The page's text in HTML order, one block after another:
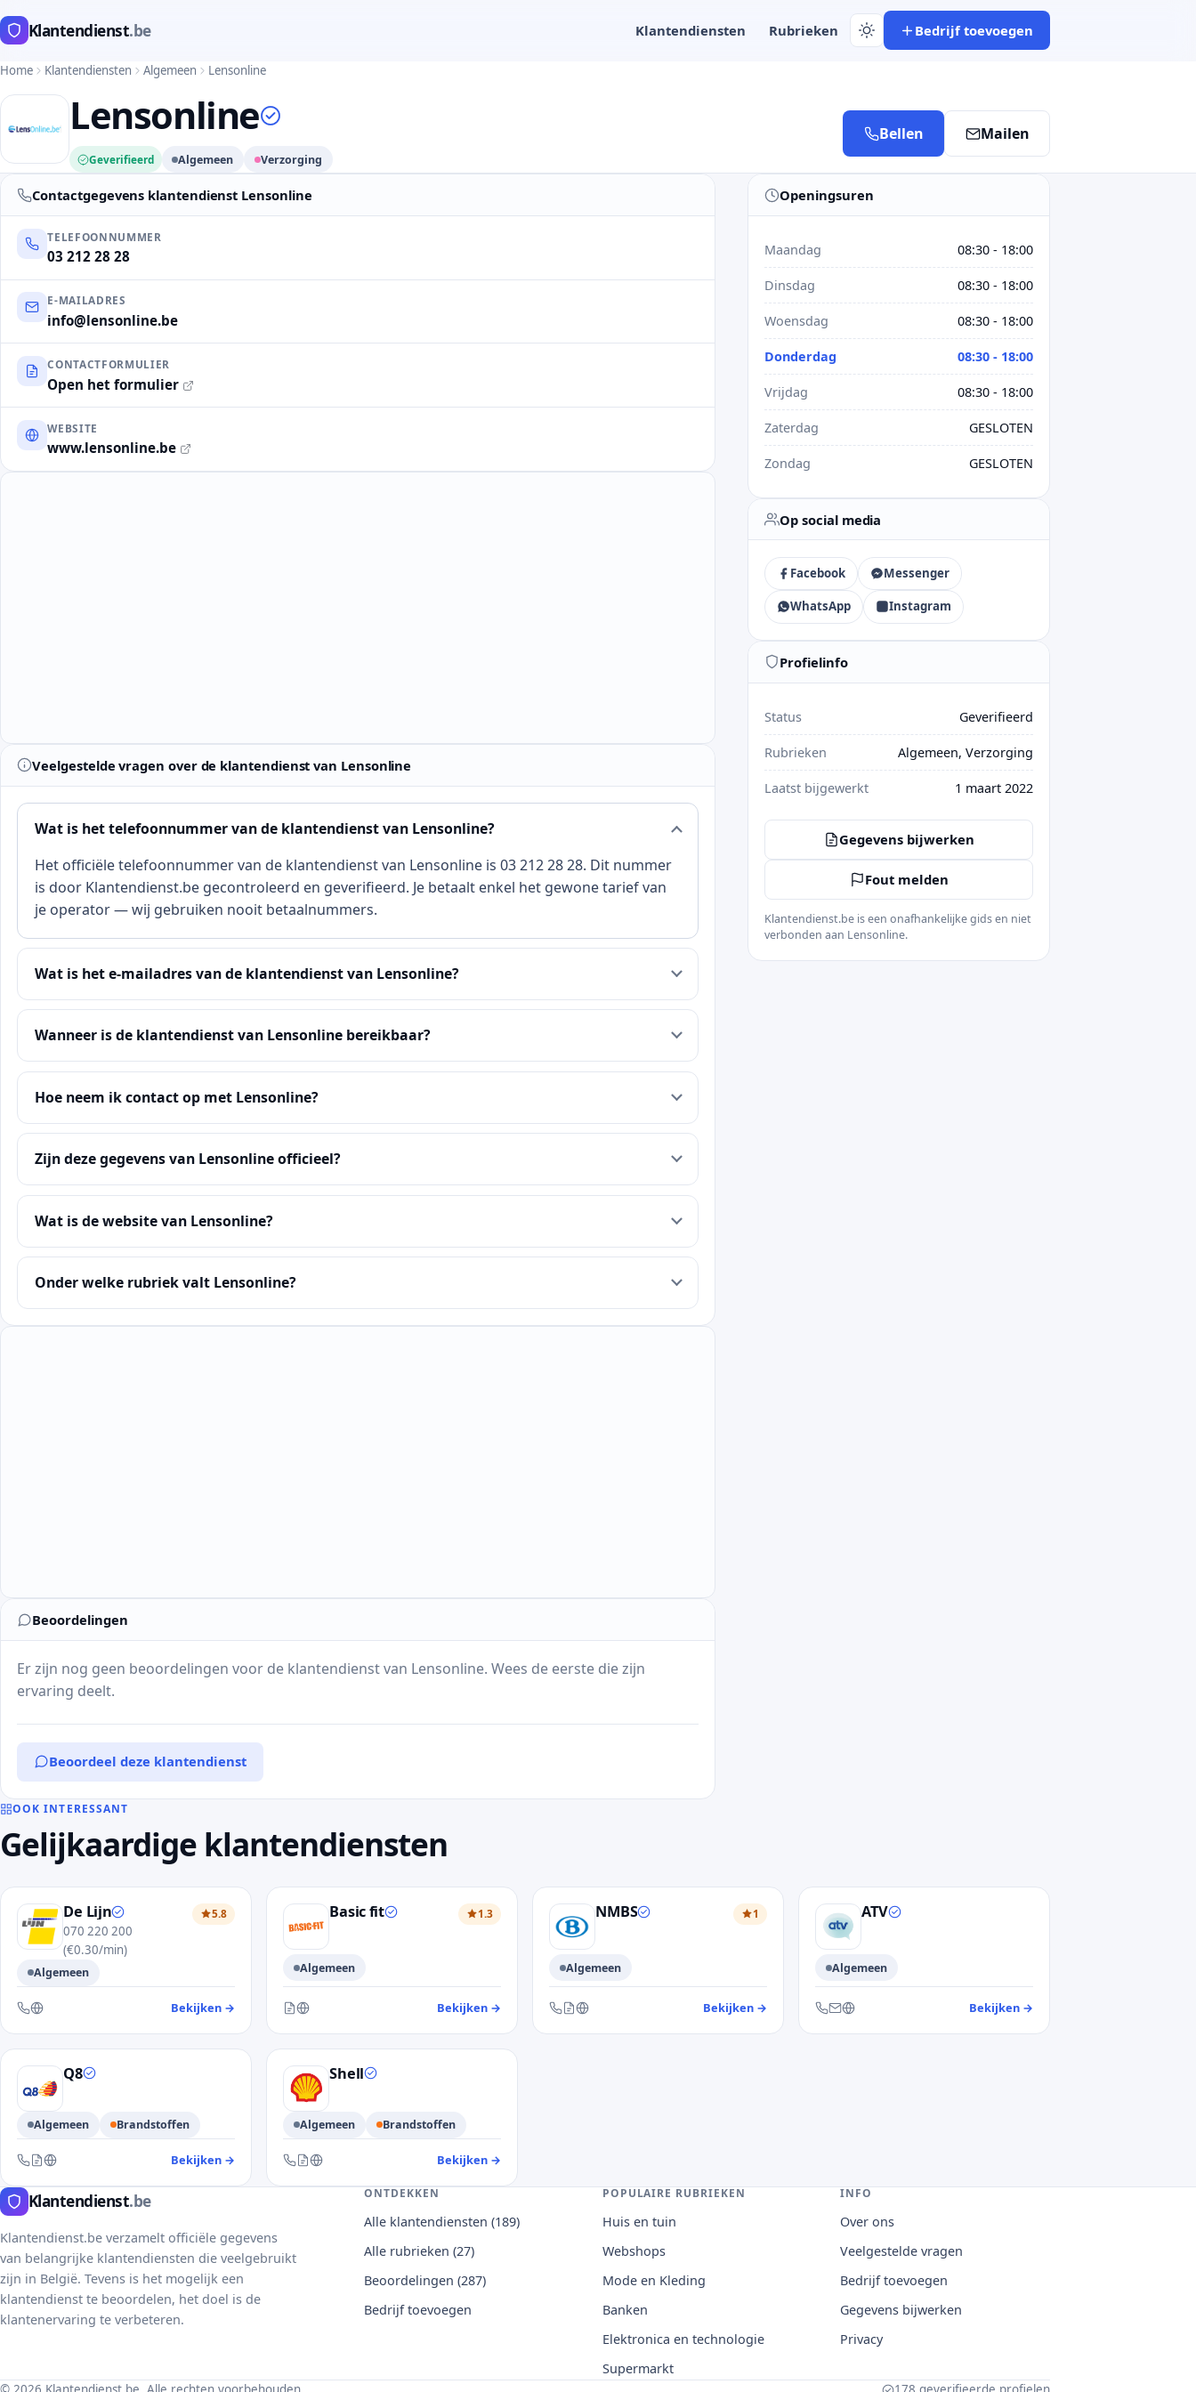
Klantendienst.be Klantendiensten Rubrieken Bedrijf toevoegen
Home Klantendiensten Algemeen Lensonline
Lensonline
Geverifieerd Algemeen Verzorging
Bellen Mailen
Contactgegevens klantendienst Lensonline
TELEFOONNUMMER
03 212 28 28
E-MAILADRES
info@lensonline.be
CONTACTFORMULIER
Open het formulier
WEBSITE
www.lensonline.be
Veelgestelde vragen over de klantendienst van Lensonline
Wat is het telefoonnummer van de klantendienst van Lensonline?
Het officiële telefoonnummer van de klantendienst van Lensonline is 03 212 28 28. Dit nummer
is door Klantendienst.be gecontroleerd en geverifieerd. Je betaalt enkel het gewone tarief van
je operator — wij gebruiken nooit betaalnummers.
Wat is het e-mailadres van de klantendienst van Lensonline?
Wanneer is de klantendienst van Lensonline bereikbaar?
Hoe neem ik contact op met Lensonline?
Zijn deze gegevens van Lensonline officieel?
Wat is de website van Lensonline?
Onder welke rubriek valt Lensonline?
Beoordelingen
Er zijn nog geen beoordelingen voor de klantendienst van Lensonline. Wees de eerste die zijn
ervaring deelt.
Beoordeel deze klantendienst
Openingsuren
Maandag 08:30 - 18:00
Dinsdag 08:30 - 18:00
Woensdag 08:30 - 18:00
Donderdag 08:30 - 18:00
Vrijdag 08:30 - 18:00
Zaterdag GESLOTEN
Zondag GESLOTEN
Op social media
Facebook Messenger
WhatsApp Instagram
Profielinfo
Status Geverifieerd
Rubrieken Algemeen, Verzorging
Laatst bijgewerkt 1 maart 2022
Gegevens bijwerken
Fout melden
Klantendienst.be is een onafhankelijke gids en niet
verbonden aan Lensonline.
OOK INTERESSANT
Gelijkaardige klantendiensten
De Lijn
070 220 200
(€0.30/min)
5.8
Algemeen
Bereikbaar via telefoon en website
Bekijken → — klantendienst De Lijn
Basic fit 1.3
Algemeen
Bereikbaar via contactformulier en website
Bekijken → — klantendienst Basic fit
NMBS 1
Algemeen
Bereikbaar via telefoon, contactformulier en website
Bekijken → — klantendienst NMBS
ATV
Algemeen
Bereikbaar via telefoon, e-mail en website
Bekijken →
Q8
Algemeen Brandstoffen
Bereikbaar via telefoon, contactformulier en website
Bekijken → — klantendienst Q8
Shell
Algemeen Brandstoffen
Bereikbaar via telefoon, contactformulier en website
Bekijken →
Klantendienst.be
Klantendienst.be verzamelt officiële gegevens
van belangrijke klantendiensten die veelgebruikt
zijn in België. Tevens is het mogelijk een
klantendienst te beoordelen, het doel is de
klantenervaring te verbeteren.
ONTDEKKEN
Alle klantendiensten (189)
Alle rubrieken (27)
Beoordelingen (287)
Bedrijf toevoegen
POPULAIRE RUBRIEKEN
Huis en tuin
Webshops
Mode en Kleding
Banken
Elektronica en technologie
Supermarkt
INFO
Over ons
Veelgestelde vragen
Bedrijf toevoegen
Gegevens bijwerken
Privacy